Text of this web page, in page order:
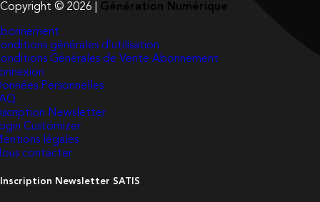
Copyright © 2026 | Génération Numérique
générales d’utilisation
Générales de Vente Abonnement
Personnelles
Newsletter
Customizer
légales
contacter
Inscription Newsletter SATIS